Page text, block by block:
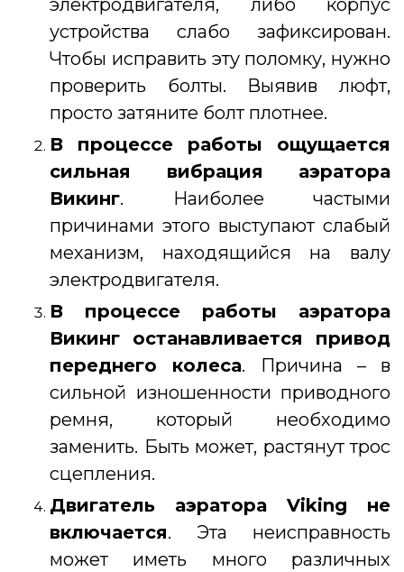
электродвигателя, либо корпус
устройства слабо зафиксирован.
Чтобы исправить эту поломку, нужно
проверить болты. Выявив люфт,
просто затяните болт плотнее.
В процессе работы ощущается
сильная вибрация аэратора
Викинг. Наиболее частыми
причинами этого выступают слабый
механизм, находящийся на валу
электродвигателя.
В процессе работы аэратора
Викинг останавливается привод
переднего колеса. Причина – в
сильной изношенности приводного
ремня, который необходимо
заменить. Быть может, растянут трос
сцепления.
Двигатель аэратора Viking не
включается. Эта неисправность
может иметь много различных